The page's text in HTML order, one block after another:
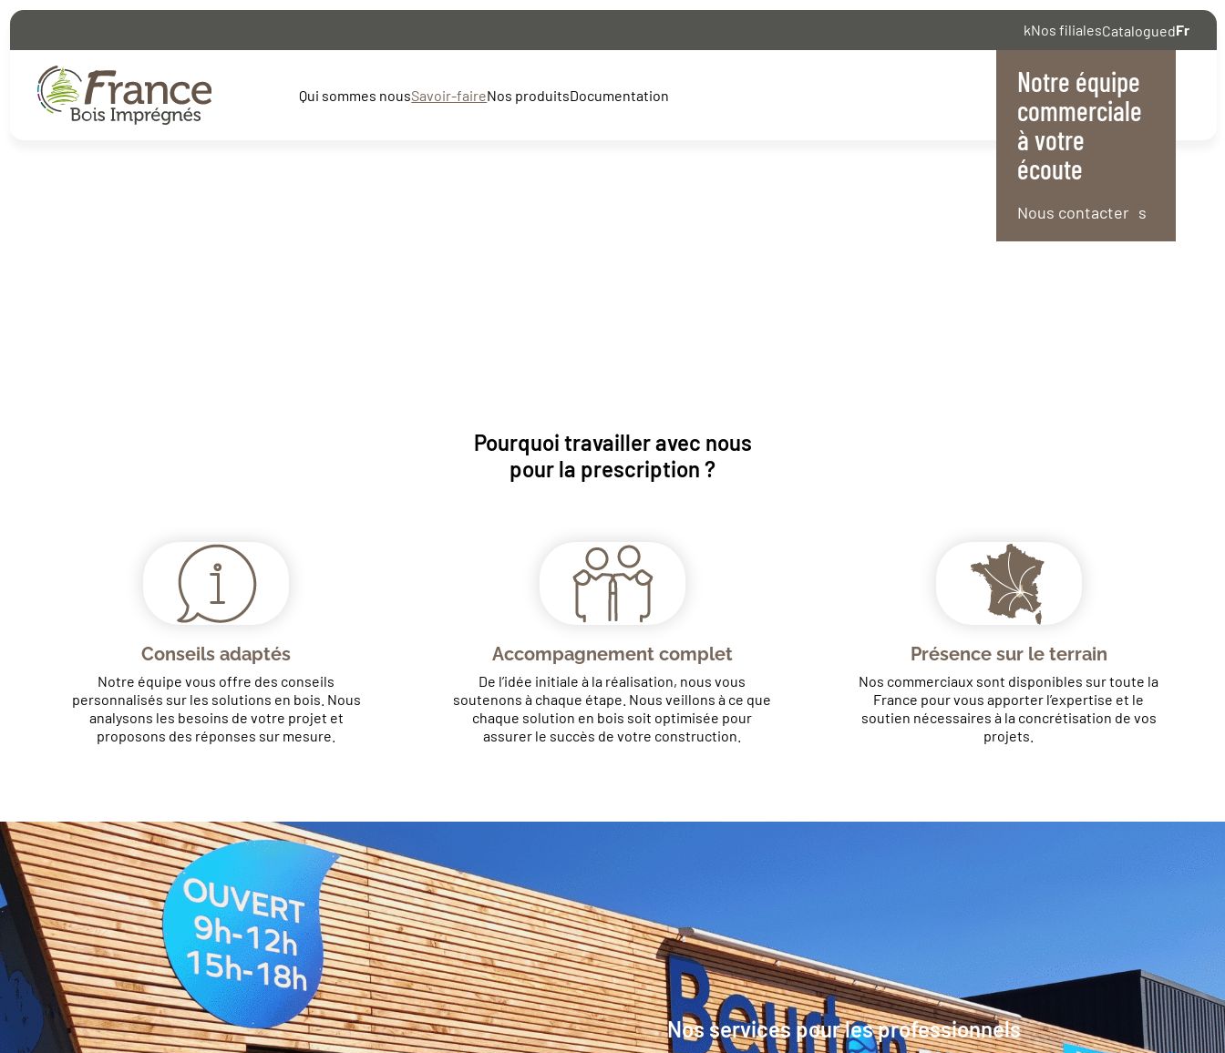
Nos filialesCatalogue Fr
English
Qui sommes nousSavoir-faireNos produitsDocumentation
Notre équipe
commerciale
à votre
écoute
Nous contacter
Pourquoi travailler avec nous
pour la prescription ?
Conseils adaptés
Notre équipe vous offre des conseils
personnalisés sur les solutions en bois. Nous
analysons les besoins de votre projet et
proposons des réponses sur mesure.
Accompagnement complet
De l’idée initiale à la réalisation, nous vous
soutenons à chaque étape. Nous veillons à ce que
chaque solution en bois soit optimisée pour
assurer le succès de votre construction.
Présence sur le terrain
Nos commerciaux sont disponibles sur toute la
France pour vous apporter l’expertise et le
soutien nécessaires à la concrétisation de vos
projets.
Nos services pour les professionnels